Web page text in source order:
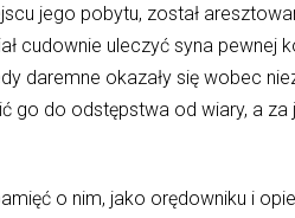
jego pobytu, został
cudownie uleczyć syna pewnej
daremne okazały się wobec
do odstępstwa od wiary, a za
o nim, jako orędowniku i